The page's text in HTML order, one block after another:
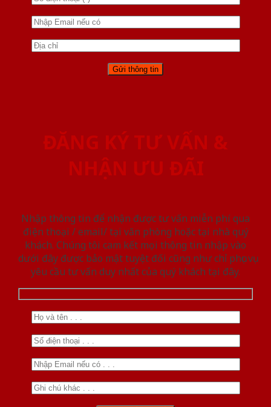
ĐĂNG KÝ TƯ VẤN &
NHẬN ƯU ĐÃI
Nhập thông tin để nhận được tư vấn miễn phí qua
điện thoại / email/ tại văn phòng hoặc tại nhà quý
khách. Chúng tôi cam kết mọi thông tin nhập vào
dưới đây được bảo mật tuyệt đối cũng như chỉ phục vụ
yêu cầu tư vấn duy nhất của quý khách tại đây.